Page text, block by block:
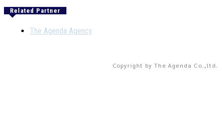
Related Partner
The Agenda Agency
Copyright by The Agenda Co.,ltd.